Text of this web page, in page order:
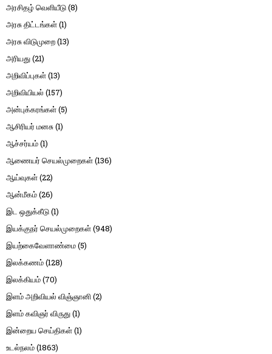
அரசிதழ் வெளியீடு(8)
அரசு திட்டங்கள்(1)
அரசு விடுமுறை(13)
அரியது(21)
அறிவிப்புகள்(13)
அறிவியியல் (157)
அன்புக்கரங்கள்(5)
ஆசிரியர் மனசு(1)
ஆச்சர்யம்(1)
ஆணையர் செயல்முறைகள்(136)
ஆய்வுகள்(22)
ஆன்மீகம்(26)
இட ஒதுக்கீடு(1)
இயக்குநர் செயல்முறைகள்(948)
இயற்கைவேளாண்மை(5)
இலக்கணம்(128)
இலக்கியம்(70)
இளம் அறிவியல் விஞ்ஞானி(2)
இளம் கவிஞர் விருது(1)
இன்றைய செய்திகள்(1)
உடல்நலம்(1863)